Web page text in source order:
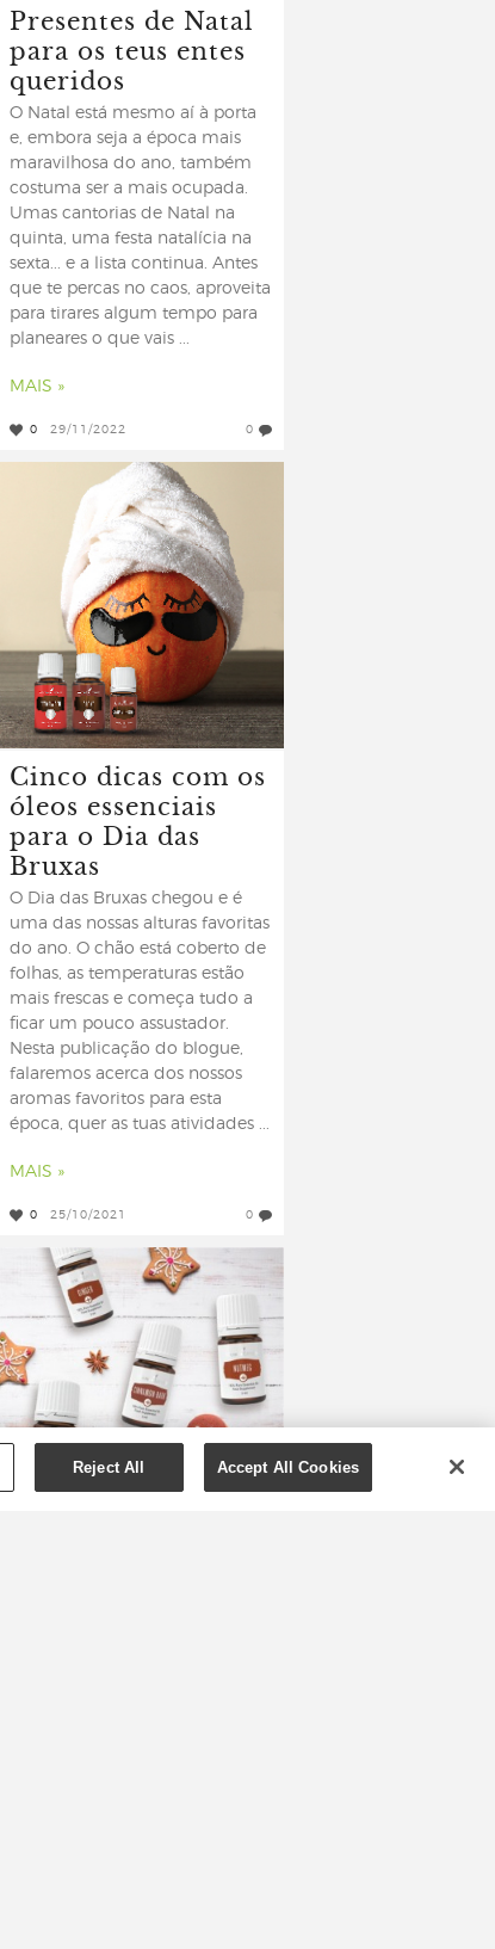
Presentes de Natal
para os teus entes
queridos
O Natal está mesmo aí à porta
e, embora seja a época mais
maravilhosa do ano, também
costuma ser a mais ocupada.
Umas cantorias de Natal na
quinta, uma festa natalícia na
sexta... e a lista continua. Antes
que te percas no caos, aproveita
para tirares algum tempo para
planeares o que vais ...
MAIS »
0 29/11/2022 0
Cinco dicas com os
óleos essenciais
para o Dia das
Bruxas
O Dia das Bruxas chegou e é
uma das nossas alturas favoritas
do ano. O chão está coberto de
folhas, as temperaturas estão
mais frescas e começa tudo a
ficar um pouco assustador.
Nesta publicação do blogue,
falaremos acerca dos nossos
aromas favoritos para esta
época, quer as tuas atividades ...
MAIS »
0 25/10/2021 0
Reject All Accept All Cookies